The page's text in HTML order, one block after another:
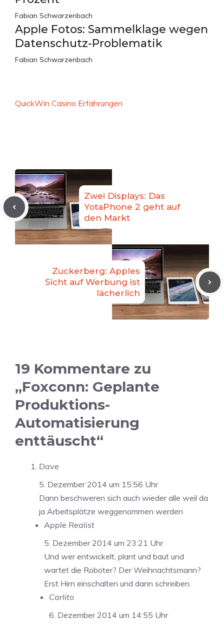
Fabian Schwarzenbach
Apple Fotos: Sammelklage wegen
Datenschutz-Problematik
Fabian Schwarzenbach
QuickWin Casino Erfahrungen
Zwei Displays: Das
YotaPhone 2 geht auf
den Markt
Zuckerberg: Apples
Sicht auf Werbung ist
lächerlich
19 Kommentare zu
„Foxconn: Geplante
Produktions-
Automatisierung
enttäuscht“
Dave
5. Dezember 2014 um 15:56 Uhr
Dann beschweren sich auch wieder alle weil da
ja Arbeitsplätze weggenommen werden
Apple Realist
5. Dezember 2014 um 23:21 Uhr
Und wer entwickelt, plant und baut und
wartet die Roboter? Der Weihnachtsmann?
Erst Hirn einschalten und dann schreiben.
Carlito
6. Dezember 2014 um 14:55 Uhr